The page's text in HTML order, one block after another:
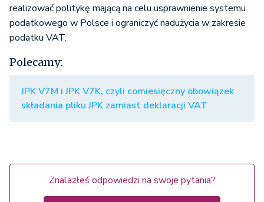
realizować politykę mającą na celu usprawnienie systemu
podatkowego w Polsce i ograniczyć nadużycia w zakresie
podatku VAT.
Polecamy:
JPK V7M i JPK V7K, czyli comiesięczny obowiązek
składania pliku JPK zamiast deklaracji VAT
Znalazłeś odpowiedzi na swoje pytania?